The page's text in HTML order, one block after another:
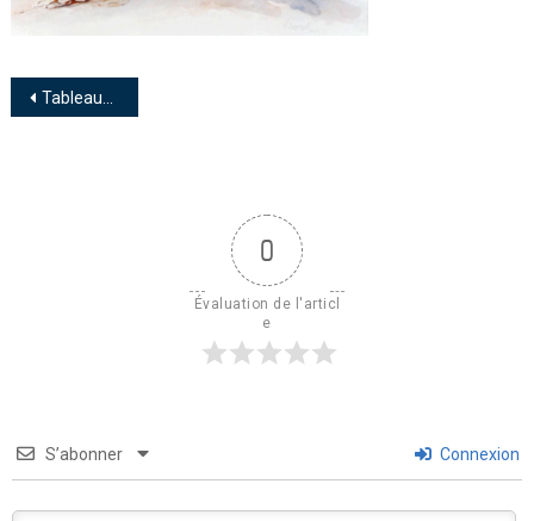
Tableau1SaraChemsi
0
Évaluation de l'articl
e
S’abonner Connexion